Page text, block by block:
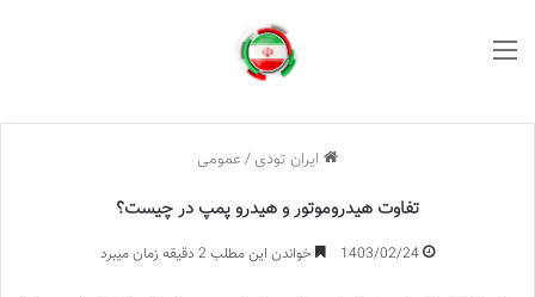
ایران تودی / عمومی
تفاوت هیدروموتور و هیدرو پمپ در چیست؟
1403/02/24 خواندن این مطلب 2 دقیقه زمان میبرد